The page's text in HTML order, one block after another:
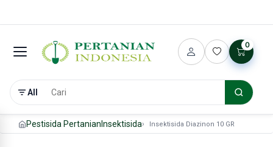
All
0
Pestisida Pertanian Insektisida Insektisida Diazinon 10 GR